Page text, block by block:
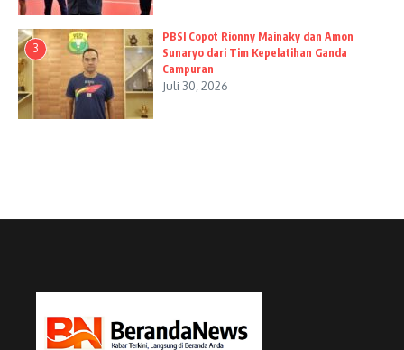
3
PBSI Copot Rionny Mainaky dan Amon
Sunaryo dari Tim Kepelatihan Ganda
Campuran
Juli 30, 2026